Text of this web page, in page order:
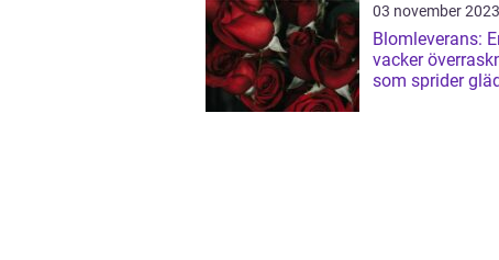
03 november 2023
Blomleverans:
vacker
som sprider